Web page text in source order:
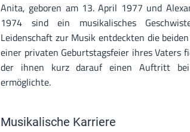
Anita, geboren am 13. April 1977 und
1974 sind ein musikalisches
Leidenschaft zur Musik entdeckten die
einer privaten Geburtstagsfeier ihres Vaters
der ihnen kurz darauf einen Auftritt bei
ermöglichte.
Musikalische Karriere